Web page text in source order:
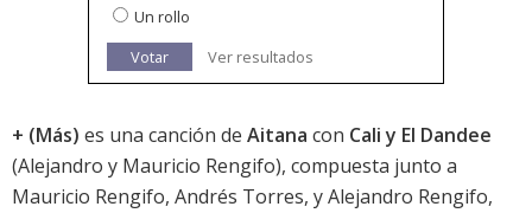
Un rollo
Votar
Ver resultados
+ (Más) es una canción de Aitana con Cali y El Dandee
(Alejandro y Mauricio Rengifo), compuesta junto a
Mauricio Rengifo, Andrés Torres, y Alejandro Rengifo,